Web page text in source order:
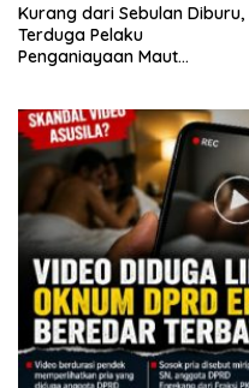
Kurang dari Sebulan Diburu,
Terduga Pelaku
Penganiayaan Maut